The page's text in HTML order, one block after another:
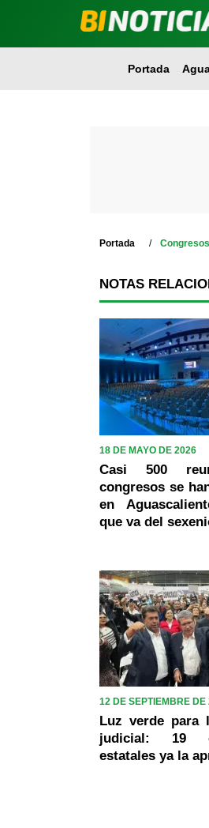
Portada
Portada Congresos
NOTAS
18 DE MAYO DE 2026
Casi 500
congresos se
en
que va del
12 DE SEPTIEMBRE DE
Luz verde para
judicial: 19
estatales ya la